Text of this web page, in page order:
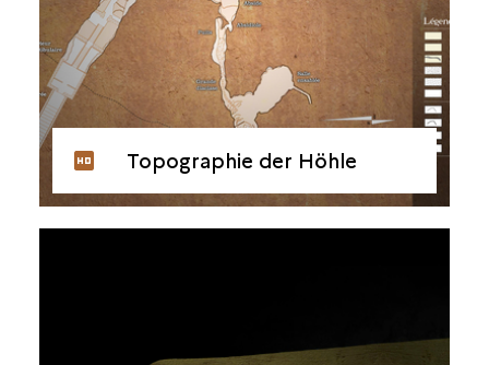
Topographie der Höhle